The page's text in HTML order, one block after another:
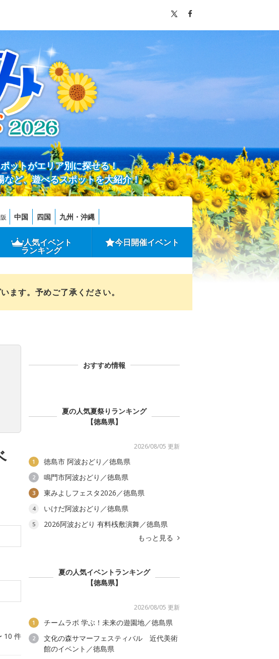
ットがエリア別に探せる！
ど、遊べるスポットを大紹介！
中国 四国 九州・沖縄
人気イベント
ランキング
今日開催イベント
ます。予めご了承ください。
10 件
おすすめ情報
夏の人気夏祭りランキング
【徳島県】
2026/08/05 更新
1 徳島市 阿波おどり／徳島県
2 鳴門市阿波おどり／徳島県
3 東みよしフェスタ2026／徳島県
4 いけだ阿波おどり／徳島県
5
2026阿波おどり 有料桟敷演舞／徳島県
もっと見る
夏の人気イベントランキング
【徳島県】
2026/08/05 更新
1 チームラボ 学ぶ！未来の遊園地／徳島県
2
文化の森サマーフェスティバル 近代美術
館のイベント／徳島県